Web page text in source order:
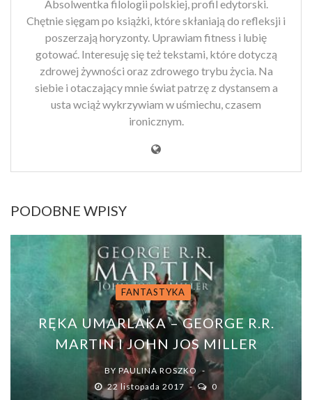
Absolwentka filologii polskiej, profil edytorski.
Chętnie sięgam po książki, które skłaniają do refleksji i
poszerzają horyzonty. Uprawiam fitness i lubię
gotować. Interesuję się też tekstami, które dotyczą
zdrowej żywności oraz zdrowego trybu życia. Na
siebie i otaczający mnie świat patrzę z dystansem a
usta wciąż wykrzywiam w uśmiechu, czasem
ironicznym.
PODOBNE WPISY
FANTASTYKA
RĘKA UMARLAKA – GEORGE R.R.
MARTIN I JOHN JOS MILLER
BY PAULINA ROSZKO
22 listopada 2017
0